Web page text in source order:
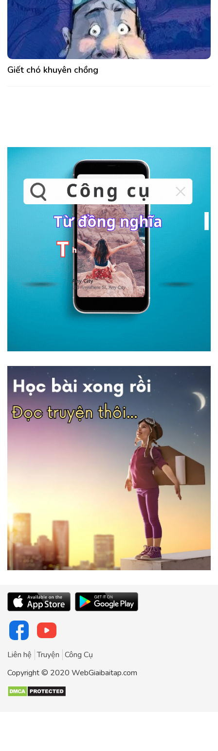
Giết chó khuyên chồng
Liên hệ Truyện Công Cụ
Copyright © 2020 WebGiaibaitap.com